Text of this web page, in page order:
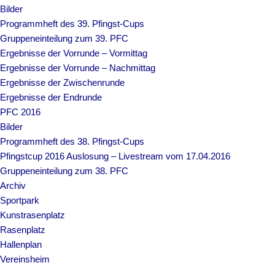
Bilder
Programmheft des 39. Pfingst-Cups
Gruppeneinteilung zum 39. PFC
Ergebnisse der Vorrunde – Vormittag
Ergebnisse der Vorrunde – Nachmittag
Ergebnisse der Zwischenrunde
Ergebnisse der Endrunde
PFC 2016
Bilder
Programmheft des 38. Pfingst-Cups
Pfingstcup 2016 Auslosung – Livestream vom 17.04.2016
Gruppeneinteilung zum 38. PFC
Archiv
Sportpark
Kunstrasenplatz
Rasenplatz
Hallenplan
Vereinsheim